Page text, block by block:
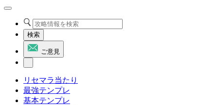
検索
ご意見
リセマラ当たり
最強テンプレ
基本テンプレ